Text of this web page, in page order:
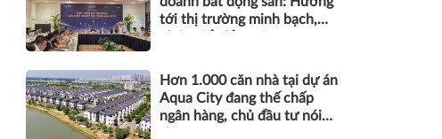
tới thị trường minh bạch,
Hơn 1.000 căn nhà tại dự án
Aqua City đang thế chấp
ngân hàng, chủ đầu tư nói